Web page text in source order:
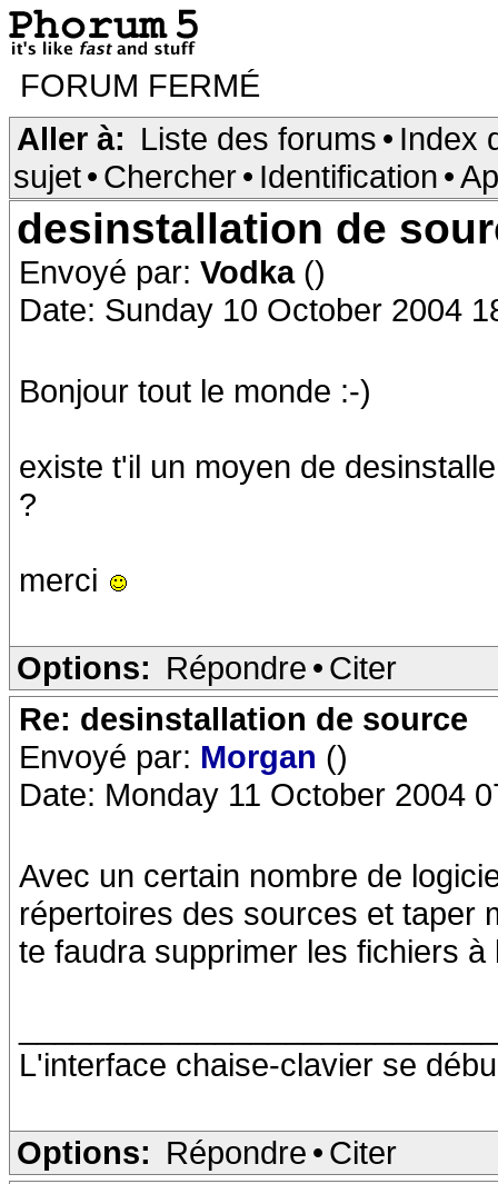
FORUM FERMÉ
Aller à: Liste des forums • Index
sujet• Chercher• Identification •
desinstallation de
Envoyé par: Vodka ()
Date: Sunday 10 October 2004
Bonjour tout le monde :-)
existe t'il un moyen de
?
merci
Options: Répondre • Citer
Re: desinstallation de source
Envoyé par: Morgan ()
Date: Monday 11 October 2004
Avec un certain nombre de
répertoires des sources et taper
te faudra supprimer les fichiers à
L'interface chaise-clavier se
Options: Répondre • Citer